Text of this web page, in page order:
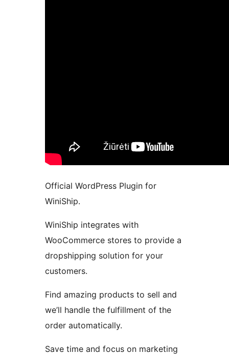
Official WordPress Plugin for
WiniShip.
WiniShip integrates with
WooCommerce stores to provide a
dropshipping solution for your
customers.
Find amazing products to sell and
we’ll handle the fulfillment of the
order automatically.
Save time and focus on marketing